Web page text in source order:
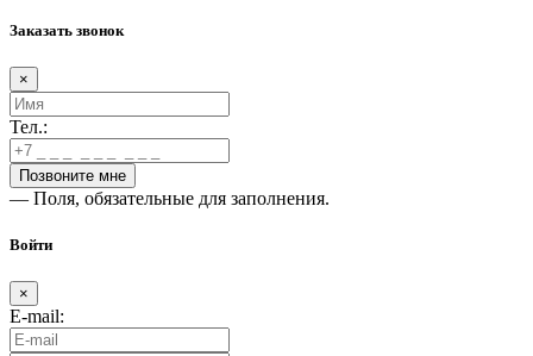
Заказать звонок
×
Тел.:
— Поля, обязательные для заполнения.
Войти
×
E-mail: